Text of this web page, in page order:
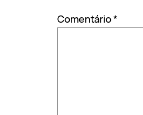
Comentário*